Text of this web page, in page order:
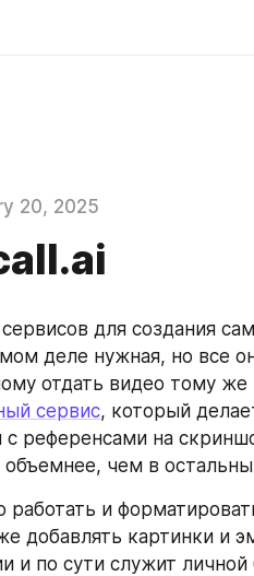
20, 2025
для создания
деле нужная, но все
отдать видео тому же
сервис, который
референсами на
чем в
и
добавлять картинки и
и по сути служит личной